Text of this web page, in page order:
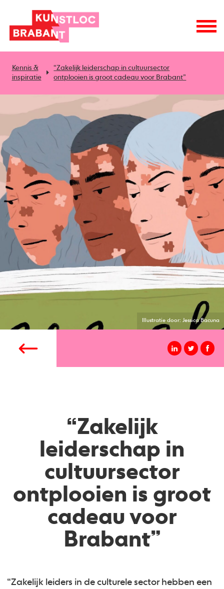
Kennis &
inspiratie
“Zakelijk leiderschap in cultuursector
ontplooien is groot cadeau voor Brabant”
Illustratie door: Jessica Bacuna
“Zakelijk
leiderschap in
cultuursector
ontplooien is groot
cadeau voor
Brabant”
“Zakelijk leiders in de culturele sector hebben een